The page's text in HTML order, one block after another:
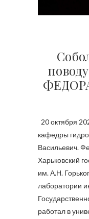
20 октября
кафедры
Васильевич.
Харьковский
им. А.Н.
лаборатории
работал в